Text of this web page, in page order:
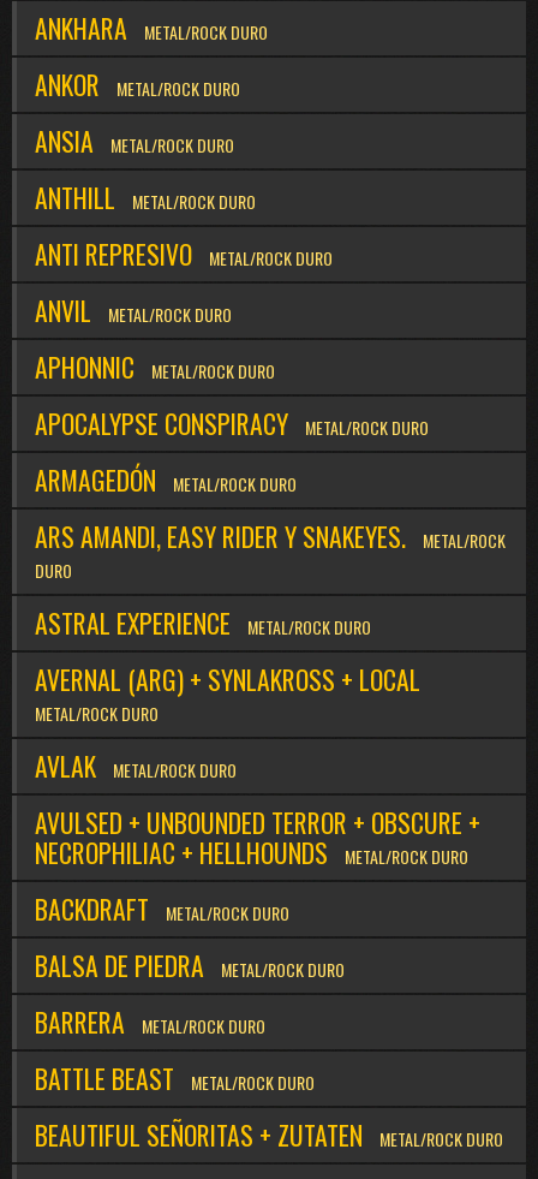
ANKHARA METAL/ROCK DURO
ANKOR METAL/ROCK DURO
ANSIA METAL/ROCK DURO
ANTHILL METAL/ROCK DURO
ANTI REPRESIVO METAL/ROCK DURO
ANVIL METAL/ROCK DURO
APHONNIC METAL/ROCK DURO
APOCALYPSE CONSPIRACY METAL/ROCK DURO
ARMAGEDÓN METAL/ROCK DURO
ARS AMANDI, EASY RIDER Y SNAKEYES.
METAL/ROCK
DURO
ASTRAL EXPERIENCE METAL/ROCK DURO
AVERNAL (ARG) + SYNLAKROSS + LOCAL
METAL/ROCK DURO
AVLAK METAL/ROCK DURO
AVULSED + UNBOUNDED TERROR + OBSCURE +
NECROPHILIAC + HELLHOUNDS METAL/ROCK DURO
BACKDRAFT METAL/ROCK DURO
BALSA DE PIEDRA METAL/ROCK DURO
BARRERA METAL/ROCK DURO
BATTLE BEAST METAL/ROCK DURO
BEAUTIFUL SEÑORITAS + ZUTATEN METAL/ROCK DURO